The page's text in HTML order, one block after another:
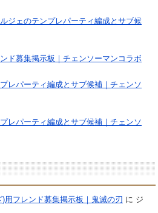
ジェのテンプレパーティ編成とサブ候
ド募集掲示板｜チェンソーマンコラボ
レパーティ編成とサブ候補｜チェンソ
レパーティ編成とサブ候補｜チェンソ
)用フレンド募集掲示板｜鬼滅の刃 に ジ